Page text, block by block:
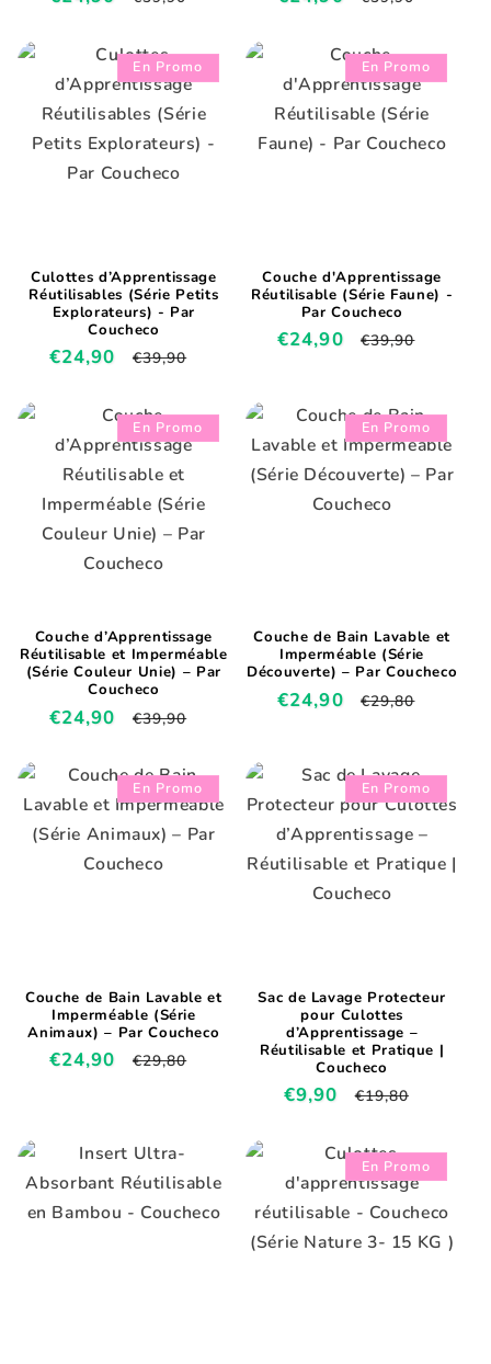
En Promo
Culottes d’Apprentissage
Réutilisables (Série Petits
Explorateurs) - Par
Coucheco
Prix
€24,90
Prix
€39,90
En Promo
Couche d'Apprentissage
Réutilisable (Série Faune) -
Par Coucheco
Prix
€24,90
Prix
€39,90
En Promo
Couche d’Apprentissage
Réutilisable et Imperméable
(Série Couleur Unie) – Par
Coucheco
Prix
€24,90
Prix
€39,90
En Promo
Couche de Bain Lavable et
Imperméable (Série
Découverte) – Par Coucheco
Prix
€24,90
Prix
€29,80
En Promo
Couche de Bain Lavable et
Imperméable (Série
Animaux) – Par Coucheco
Prix
€24,90
Prix
€29,80
En Promo
Sac de Lavage Protecteur
pour Culottes
d’Apprentissage –
Réutilisable et Pratique |
Coucheco
Prix
€9,90
Prix
€19,80
En Promo